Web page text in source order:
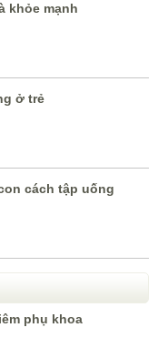
khỏe mạnh
ở trẻ
cách tập uống
phụ khoa